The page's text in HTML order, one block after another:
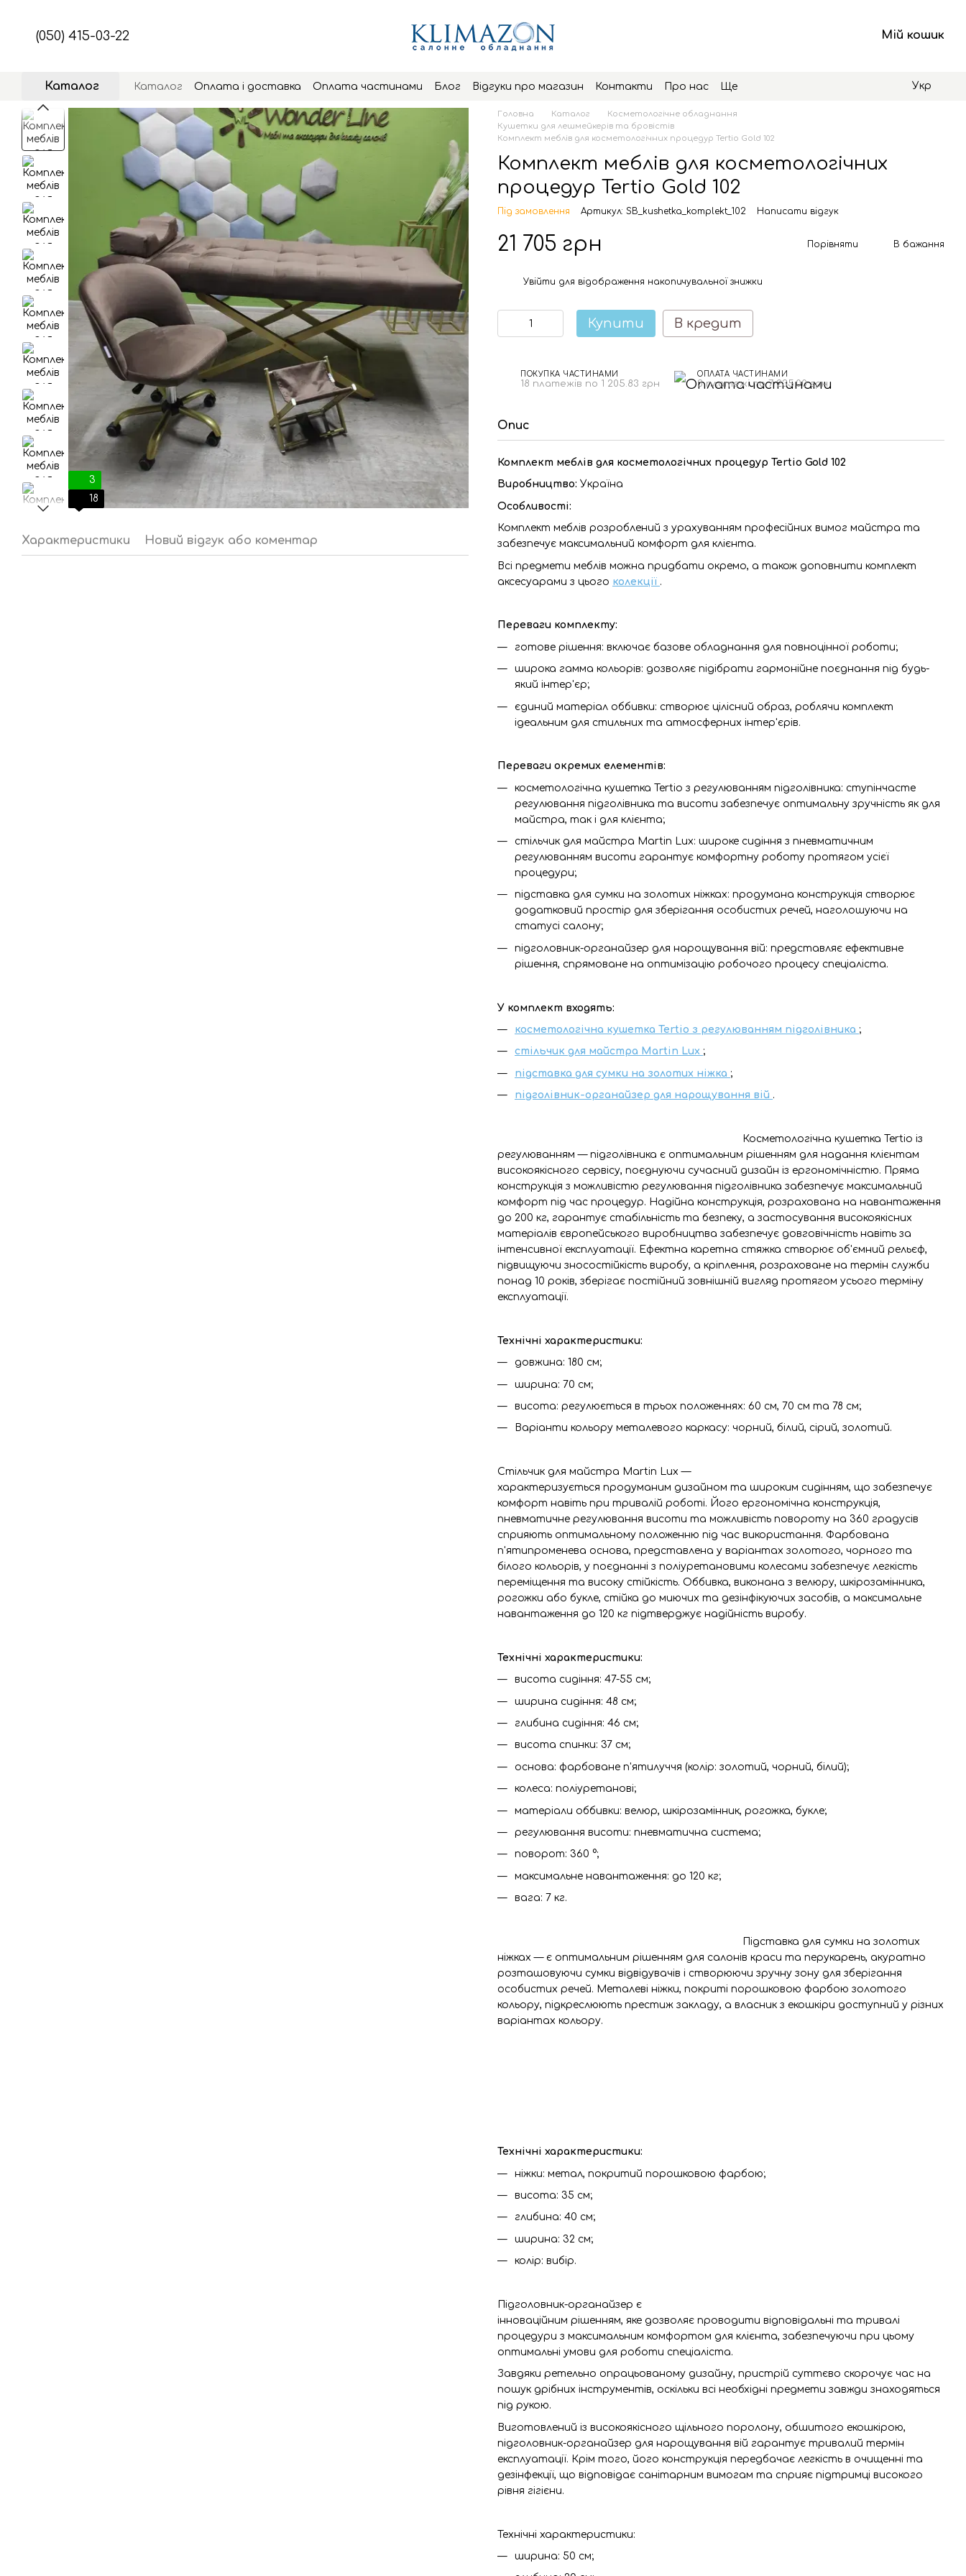
(050) 415-03-22 Мій кошик
Каталог Каталог Оплата і доставка Оплата частинами Блог Відгуки про магазин Контакти Про нас Ще Укр
3
18
Характеристики Новий відгук або коментар
Головна Каталог
Косметологічне обладнання
Кушетки для лешмейкерів та бровістів
Комплект меблів для косметологічних процедур Tertio Gold 102
Комплект меблів для косметологічних
процедур Tertio Gold 102
Під замовлення Артикул: SB_kushetka_komplekt_102 Написати відгук
21 705 грн Порівняти В бажання
Увійти для відображення накопичувальної знижки
Купити В кредит
ПОКУПКА ЧАСТИНАМИ
18 платежів по 1 205.83 грн
ОПЛАТА ЧАСТИНАМИ
3 платежі по 7 235.00 грн
Опис
Комплект меблів для косметологічних процедур Tertio Gold 102
Виробництво: Україна
Особливості:
Комплект меблів розроблений з урахуванням професійних вимог майстра та
забезпечує максимальний комфорт для клієнта.
Всі предмети меблів можна придбати окремо, а також доповнити комплект
аксесуарами з цього колекції .
Переваги комплекту:
готове рішення: включає базове обладнання для повноцінної роботи;
широка гамма кольорів: дозволяє підібрати гармонійне поєднання під будь-
який інтер'єр;
єдиний матеріал оббивки: створює цілісний образ, роблячи комплект
ідеальним для стильних та атмосферних інтер'єрів.
Переваги окремих елементів:
косметологічна кушетка Tertio з регулюванням підголівника: ступінчасте
регулювання підголівника та висоти забезпечує оптимальну зручність як для
майстра, так і для клієнта;
стільчик для майстра Martin Lux: широке сидіння з пневматичним
регулюванням висоти гарантує комфортну роботу протягом усієї
процедури;
підставка для сумки на золотих ніжках: продумана конструкція створює
додатковий простір для зберігання особистих речей, наголошуючи на
статусі салону;
підголовник-органайзер для нарощування вій: представляє ефективне
рішення, спрямоване на оптимізацію робочого процесу спеціаліста.
У комплект входять:
косметологічна кушетка Tertio з регулюванням підголівника ;
стільчик для майстра Martin Lux ;
підставка для сумки на золотих ніжка ;
підголівник-органайзер для нарощування вій .
Косметологічна кушетка Tertio із
регулюванням — підголівника є оптимальним рішенням для надання клієнтам
високоякісного сервісу, поєднуючи сучасний дизайн із ергономічністю. Пряма
конструкція з можливістю регулювання підголівника забезпечує максимальний
комфорт під час процедур. Надійна конструкція, розрахована на навантаження
до 200 кг, гарантує стабільність та безпеку, а застосування високоякісних
матеріалів європейського виробництва забезпечує довговічність навіть за
інтенсивної експлуатації. Ефектна каретна стяжка створює об'ємний рельєф,
підвищуючи зносостійкість виробу, а кріплення, розраховане на термін служби
понад 10 років, зберігає постійний зовнішній вигляд протягом усього терміну
експлуатації.
Технічні характеристики:
довжина: 180 см;
ширина: 70 см;
висота: регулюється в трьох положеннях: 60 см, 70 см та 78 см;
Варіанти кольору металевого каркасу: чорний, білий, сірий, золотий.
Стільчик для майстра Martin Lux —
характеризується продуманим дизайном та широким сидінням, що забезпечує
комфорт навіть при тривалій роботі. Його ергономічна конструкція,
пневматичне регулювання висоти та можливість повороту на 360 градусів
сприяють оптимальному положенню під час використання. Фарбована
п'ятипроменева основа, представлена у варіантах золотого, чорного та
білого кольорів, у поєднанні з поліуретановими колесами забезпечує легкість
переміщення та високу стійкість. Оббивка, виконана з велюру, шкірозамінника,
рогожки або букле, стійка до миючих та дезінфікуючих засобів, а максимальне
навантаження до 120 кг підтверджує надійність виробу.
Технічні характеристики:
висота сидіння: 47-55 см;
ширина сидіння: 48 см;
глибина сидіння: 46 см;
висота спинки: 37 см;
основа: фарбоване п'ятилуччя (колір: золотий, чорний, білий);
колеса: поліуретанові;
матеріали оббивки: велюр, шкірозамінник, рогожка, букле;
регулювання висоти: пневматична система;
поворот: 360 °;
максимальне навантаження: до 120 кг;
вага: 7 кг.
Підставка для сумки на золотих
ніжках — є оптимальним рішенням для салонів краси та перукарень, акуратно
розташовуючи сумки відвідувачів і створюючи зручну зону для зберігання
особистих речей. Металеві ніжки, покриті порошковою фарбою золотого
кольору, підкреслюють престиж закладу, а власник з екошкіри доступний у різних
варіантах кольору.
Технічні характеристики:
ніжки: метал, покритий порошковою фарбою;
висота: 35 см;
глибина: 40 см;
ширина: 32 см;
колір: вибір.
Підголовник-органайзер є
інноваційним рішенням, яке дозволяє проводити відповідальні та тривалі
процедури з максимальним комфортом для клієнта, забезпечуючи при цьому
оптимальні умови для роботи спеціаліста.
Завдяки ретельно опрацьованому дизайну, пристрій суттєво скорочує час на
пошук дрібних інструментів, оскільки всі необхідні предмети завжди знаходяться
під рукою.
Виготовлений із високоякісного щільного поролону, обшитого екошкірою,
підголовник-органайзер для нарощування вій гарантує тривалий термін
експлуатації. Крім того, його конструкція передбачає легкість в очищенні та
дезінфекції, що відповідає санітарним вимогам та сприяє підтримці високого
рівня гігієни.
Технічні характеристики:
ширина: 50 см;